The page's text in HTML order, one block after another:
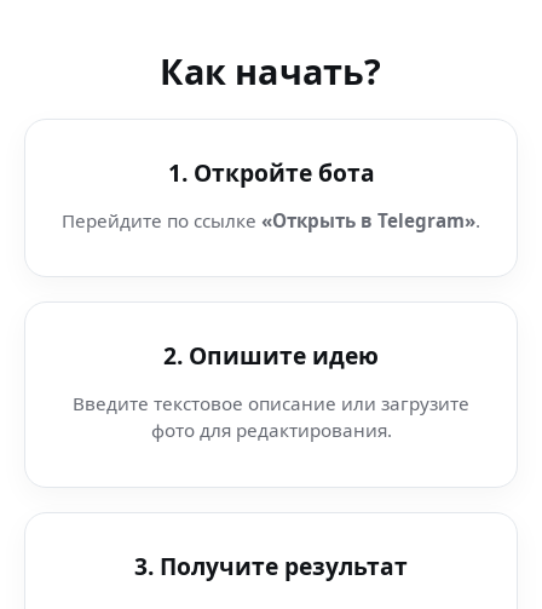
Как начать?
1. Откройте бота
Перейдите по ссылке «Открыть в Telegram».
2. Опишите идею
Введите текстовое описание или загрузите
фото для редактирования.
3. Получите результат